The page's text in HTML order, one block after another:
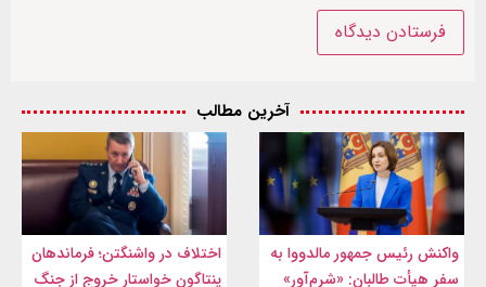
آخرین مطالب
واکنش رئیس جمهور مالدووا به
سفر هیأت طالبان: «شرم‌آور»
اختلاف در واشنگتن؛ فرماندهان
پنتاگون خواستار خروج از جنگ